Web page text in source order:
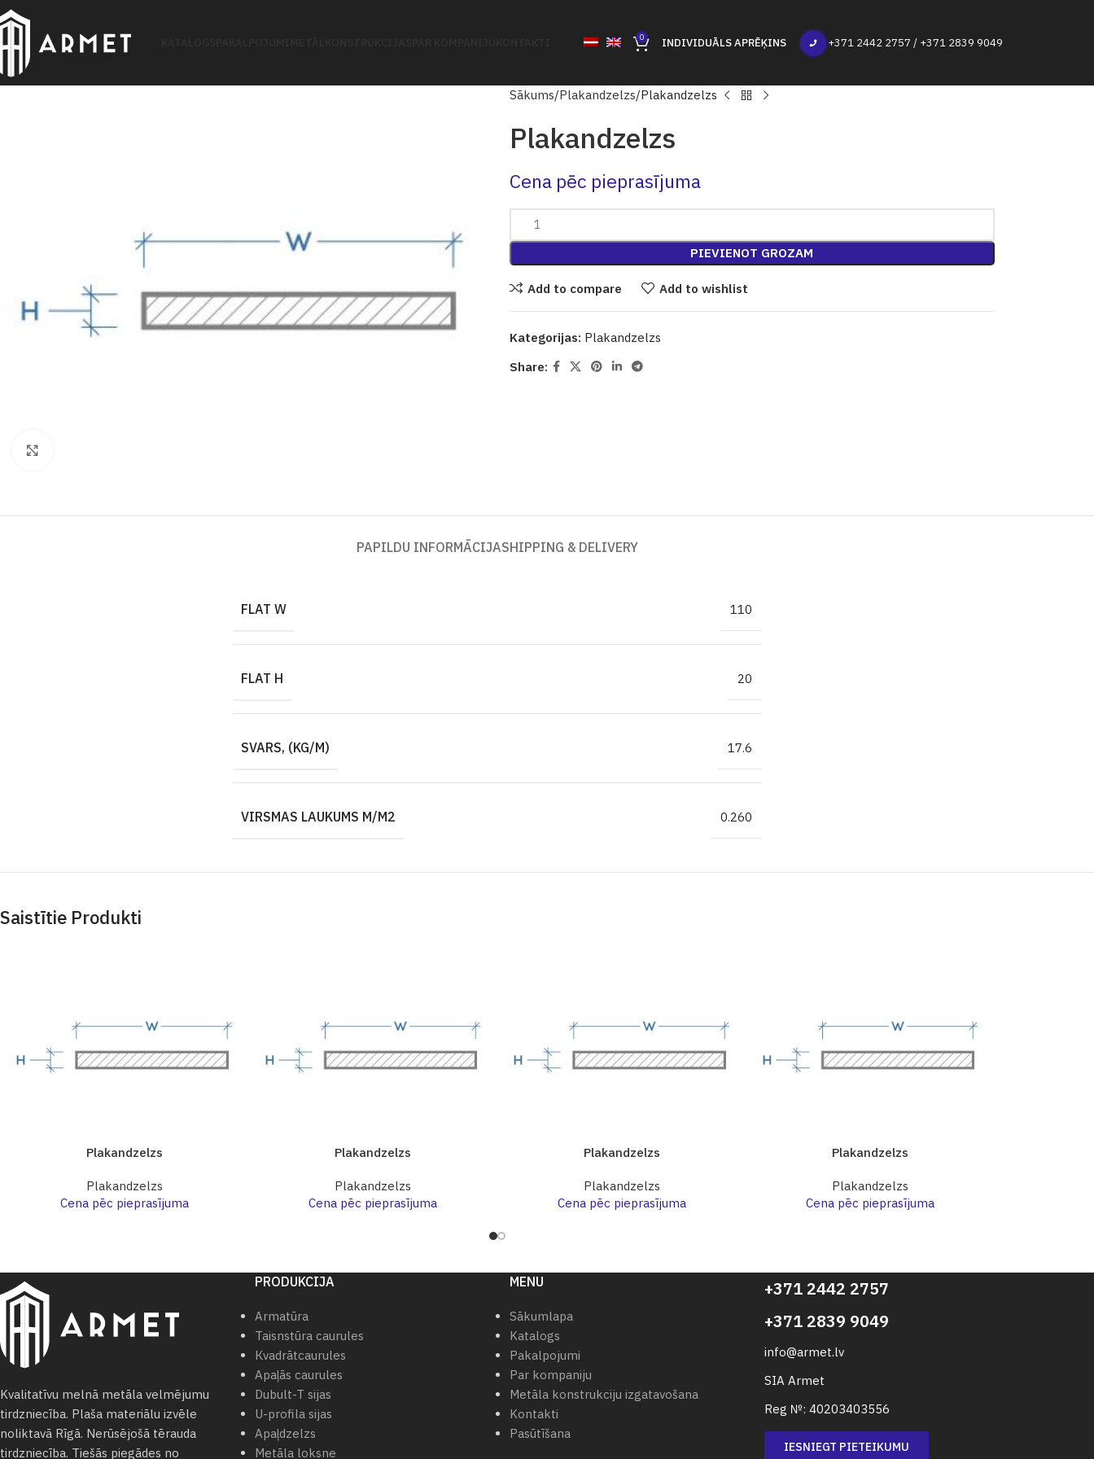
0 INDIVIDUĀLS APRĒĶINS +371 2442 2757 / +371 2839 9049
Sākums Plakandzelzs Plakandzelzs
Plakandzelzs
Cena pēc pieprasījuma
PIEVIENOT GROZAM
Add to compare Add to wishlist
Kategorijas: Plakandzelzs
Share:
PAPILDU INFORMĀCIJASHIPPING & DELIVERY
FLAT W 110
FLAT H 20
SVARS, (KG/M) 17.6
VIRSMAS LAUKUMS M/M2 0.260
Saistītie Produkti
Plakandzelzs
Plakandzelzs
Cena pēc pieprasījuma
Plakandzelzs
Plakandzelzs
Cena pēc pieprasījuma
Plakandzelzs
Plakandzelzs
Cena pēc pieprasījuma
Plakandzelzs
Plakandzelzs
Cena pēc pieprasījuma
Kvalitatīvu melnā metāla velmējumu
tirdzniecība. Plaša materiālu izvēle
noliktavā Rīgā. Nerūsējošā tērauda
tirdzniecība. Tiešās piegādes no
PRODUKCIJA
Armatūra
Taisnstūra caurules
Кvadrātcaurules
Apaļās caurules
Dubult-T sijas
U-profila sijas
Apaļdzelzs
Metāla loksne
MENU
Sākumlapa
Katalogs
Pakalpojumi
Par kompaniju
Metāla konstrukciju izgatavošana
Kontakti
Pasūtīšana
+371 2442 2757
+371 2839 9049
info@armet.lv
SIA Armet
Reg №: 40203403556
IESNIEGT PIETEIKUMU